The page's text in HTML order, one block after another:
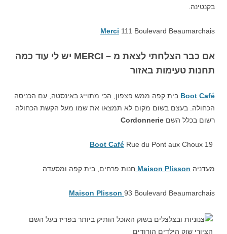
בקנטינה.
Merci 111 Boulevard Beaumarchais
אם כבר הצלחתי לצאת מ – MERCI יש לי עוד כמה
תחנות טעימות באזור
Boot Café בית קפה ממש פצפון, הכי מתוייג באינסטה, עם הכניסה
הכחולה. בעצם בשום מקום לא תמצאו את שמו מעל הקשת הכחולה
רשום בכלל השם Cordonnerie
Boot Café Rue du Pont aux Choux 19
מעדניה Maison Plisson חנות פרחים, בית קפה ומסעדה
Maison Plisson 93 Boulevard Beaumarchais